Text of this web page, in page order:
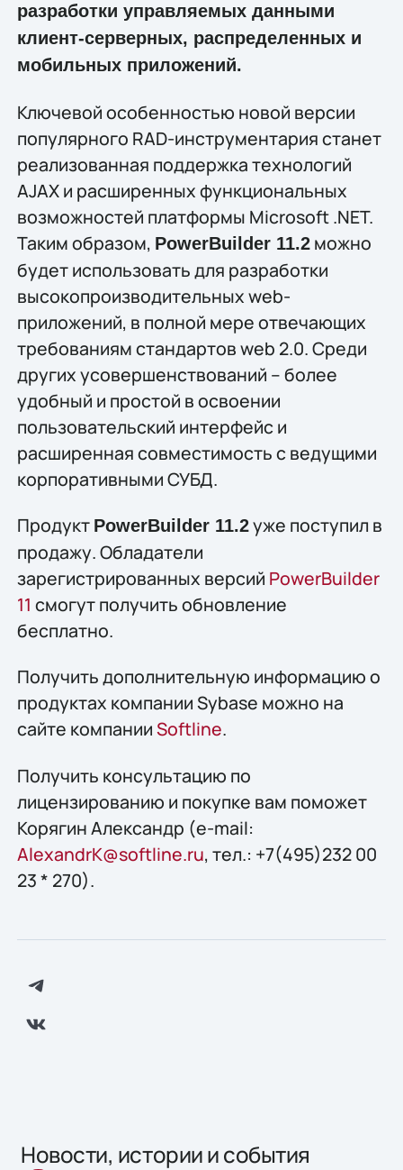
разработки управляемых данными
клиент-серверных, распределенных и
мобильных приложений.
Ключевой особенностью новой версии
популярного RAD-инструментария станет
реализованная поддержка технологий
AJAX и расширенных функциональных
возможностей платформы Microsoft .NET.
Таким образом, PowerBuilder 11.2можно
будет использовать для разработки
высокопроизводительных web-
приложений, в полной мере отвечающих
требованиям стандартов web 2.0. Среди
других усовершенствований – более
удобный и простой в освоении
пользовательский интерфейс и
расширенная совместимость с ведущими
корпоративными СУБД.
Продукт PowerBuilder 11.2уже поступил в
продажу. Обладатели
зарегистрированных версий PowerBuilder
11 смогут получить обновление
бесплатно.
Получить дополнительную информацию о
продуктах компании Sybase можно на
сайте компанииSoftline.
Получить конcультацию по
лицензированию и покупке вам поможет
Корягин Александр (e-mail:
AlexandrK@softline.ru, тел.: +7(495)232 00
23 * 270).
Новости, истории и события